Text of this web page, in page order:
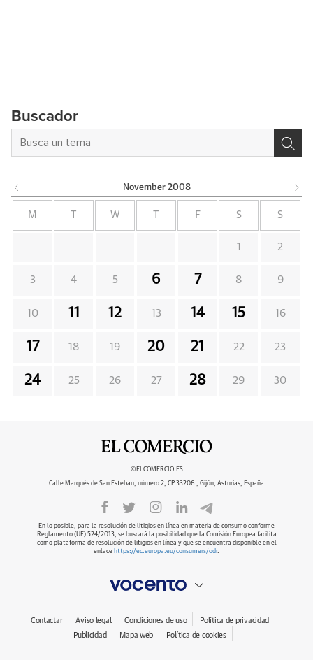
Buscador
November 2008
M W F S S
1 2
3 4 5 6 7 8 9
10 11 12 13 14 15 16
17 18 19 20 21 22 23
24 25 26 27 28 29 30
©ELCOMERCIO.ES
Calle Marqués de San Esteban, número 2, CP 33206 , Gijón, Asturias, España
En lo posible, para la resolución de litigios en línea en materia de consumo conforme
Reglamento (UE) 524/2013, se buscará la posibilidad que la Comisión Europea facilita
como plataforma de resolución de litigios en línea y que se encuentra disponible en el
enlace https://ec.europa.eu/consumers/odr.
Contactar Aviso legal Condiciones de uso
Política de privacidad
Publicidad
Mapa web Política de cookies